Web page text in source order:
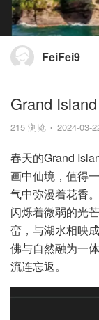
FeiFei9
Grand
215 浏览 2024-03-
春天的Grand
画中仙境，值得
气中弥漫着花香
闪烁着微弱的光
峦，与湖水相映
佛与自然融为一
流连忘返。